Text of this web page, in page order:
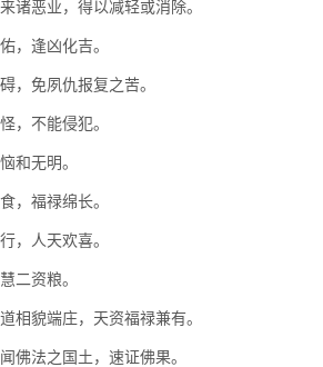
诸恶业，得以减轻或消除。
，逢凶化吉。
，免夙仇报复之苦。
，不能侵犯。
和无明。
，福禄绵长。
，人天欢喜。
二资粮。
相貌端庄，天资福禄兼有。
佛法之国土，速证佛果。